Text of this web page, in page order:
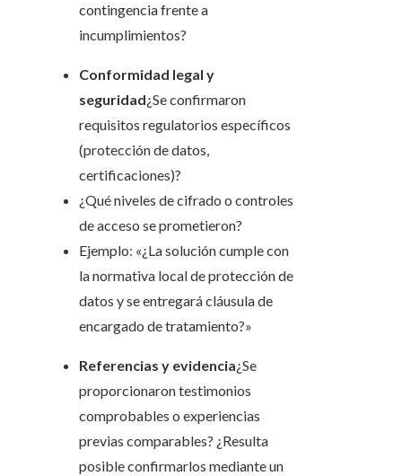
contingencia frente a
incumplimientos?
Conformidad legal y
seguridad¿Se confirmaron
requisitos regulatorios específicos
(protección de datos,
certificaciones)?
¿Qué niveles de cifrado o controles
de acceso se prometieron?
Ejemplo: «¿La solución cumple con
la normativa local de protección de
datos y se entregará cláusula de
encargado de tratamiento?»
Referencias y evidencia¿Se
proporcionaron testimonios
comprobables o experiencias
previas comparables? ¿Resulta
posible confirmarlos mediante un